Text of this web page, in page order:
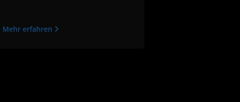
Mehr erfahren